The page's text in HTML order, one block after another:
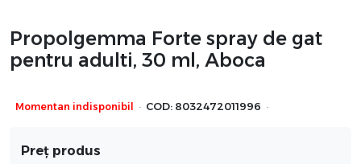
Propolgemma Forte spray de gat
pentru adulti, 30 ml, Aboca
Momentan indisponibil · COD: 8032472011996 ·
Preț produs